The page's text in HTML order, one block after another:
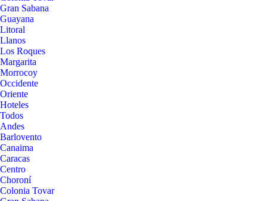
Gran Sabana
Guayana
Litoral
Llanos
Los Roques
Margarita
Morrocoy
Occidente
Oriente
Hoteles
Todos
Andes
Barlovento
Canaima
Caracas
Centro
Choroní
Colonia Tovar